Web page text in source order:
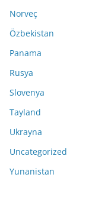
Norveç
Özbekistan
Panama
Rusya
Slovenya
Tayland
Ukrayna
Uncategorized
Yunanistan